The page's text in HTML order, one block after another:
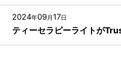
2024年09月17日
ティーセラピーライトが